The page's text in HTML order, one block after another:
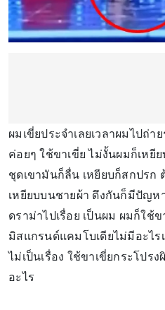
ผมเขี่ยประจำเลยเวลาผมไปถ่
ค่อยๆ ใช้ขาเขี่ย ไม่งั้นผมก็เหยี
ชุดเขามันก็ลื่น เหยียบก็สกปรก
เหยียบบนชายผ้า ดึงกันก็มีปัญ
ดราม่าไปเรื่อย เป็นผม ผมก็ใช้
มิสแกรนด์แคมโบเดียไม่มีอะไร
ไม่เป็นเรื่อง ใช้ขาเขี่ยกระโปร
อะไร